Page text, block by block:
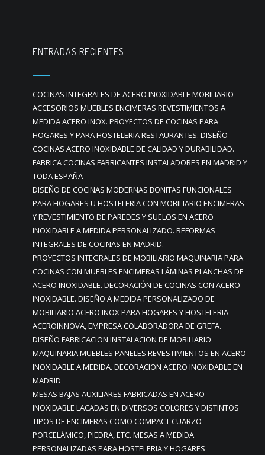
ENTRADAS RECIENTES
COCINAS INTEGRALES DE ACERO INOXIDABLE MOBILIARIO
ACCESORIOS MUEBLES ENCIMERAS REVESTIMIENTOS A
MEDIDA ACERO INOX. PROYECTOS DE COCINAS PARA
HOGARES Y PARA HOSTELERIA RESTAURANTES. DISEÑO
COCINAS ACERO INOXIDABLE DE CALIDAD Y DURABILIDAD.
FABRICA COCINAS FABRICANTES INSTALADORES EN MADRID Y
TODA ESPAÑA
DISEÑO DE COCINAS MODERNAS BONITAS FUNCIONALES
PARA HOGARES U HOSTELERIA CON MOBILIARIO ENCIMERAS
Y REVESTIMIENTO DE PAREDES Y SUELOS EN ACERO
INOXIDABLE A MEDIDA PERSONALIZADO. REFORMAS
INTEGRALES DE COCINAS EN MADRID.
PROYECTOS INTEGRALES DE MOBILIARIO MAQUINARIA PARA
COCINAS CON MUEBLES ENCIMERAS LÁMINAS PLANCHAS DE
ACERO INOXIDABLE. DECORACIÓN DE COCINAS CON ACERO
INOXIDABLE. DISEÑO A MEDIDA PERSONALIZADO DE
MOBILIARIO ACERO INOX PARA HOGARES Y HOSTELERIA
ACEROINNOVA, EMPRESA COLABORADORA DE GREFA.
DISEÑO FABRICACION INSTALACION DE MOBILIARIO
MAQUINARIA MUEBLES PANELES REVESTIMIENTOS EN ACERO
INOXIDABLE A MEDIDA. DECORACION ACERO INOXIDABLE EN
MADRID
MESAS BAJAS AUXILIARES FABRICADAS EN ACERO
INOXIDABLE LACADAS EN DIVERSOS COLORES Y DISTINTOS
TIPOS DE ENCIMERAS COMO COMPACT CUARZO
PORCELÁMICO, PIEDRA, ETC. MESAS A MEDIDA
PERSONALIZADAS PARA HOSTELERIA Y HOGARES